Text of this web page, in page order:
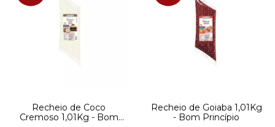
Recheio de Coco
Cremoso 1,01Kg - Bom
Recheio de Goiaba 1,01Kg
- Bom Princípio